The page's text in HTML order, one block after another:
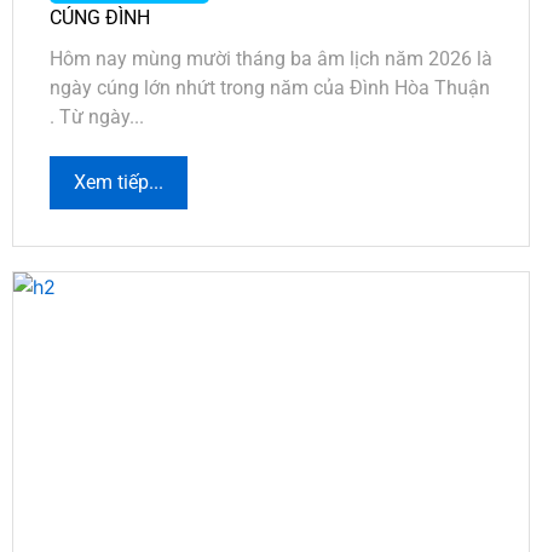
CÚNG ĐÌNH
Hôm nay mùng mười tháng ba âm lịch năm 2026 là
ngày cúng lớn nhứt trong năm của Đình Hòa Thuận
. Từ ngày...
Xem tiếp...